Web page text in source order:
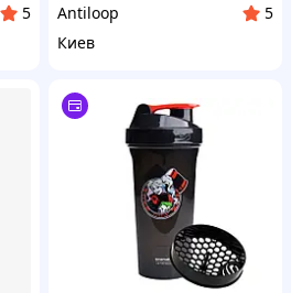
5
Antiloop
5
Киев